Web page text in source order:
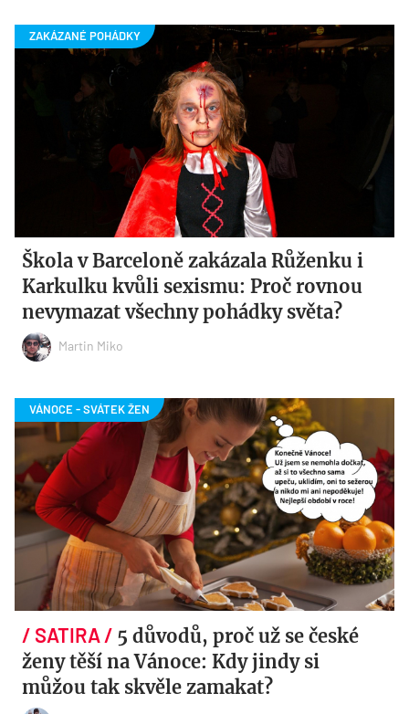
Škola v Barceloně zakázala Růženku i
Karkulku kvůli sexismu: Proč rovnou
nevymazat všechny pohádky světa?
Martin Miko
5 důvodů, proč už se české
ženy těší na Vánoce: Kdy jindy si
můžou tak skvěle zamakat?